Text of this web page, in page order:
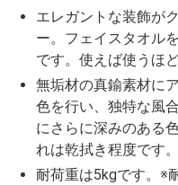
エレガントな装飾が
ー。フェイスタオル
です。使えば使うほ
無垢材の真鍮素材に
色を行い、独特な風
にさらに深みのある
れは乾拭き程度です。
耐荷重は5kgです。※